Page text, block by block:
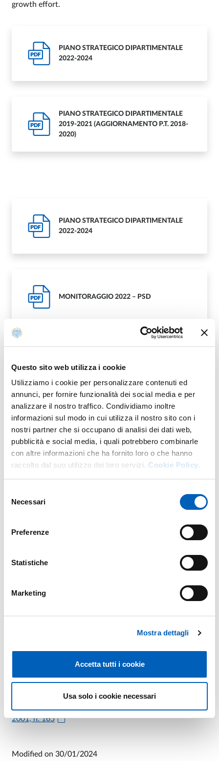
Questo sito web utilizza i cookie
Utilizziamo i cookie per personalizzare contenuti ed
annunci, per fornire funzionalità dei social media e per
analizzare il nostro traffico. Condividiamo inoltre
informazioni sul modo in cui utilizza il nostro sito con i
nostri partner che si occupano di analisi dei dati web,
pubblicità e social media, i quali potrebbero combinarle
con altre informazioni che ha fornito loro o che hanno
raccolto dal suo utilizzo dei loro servizi. Cookie Policy.
delNecessari
Preferenze
Statistiche
Marketing
Mostra dettagli
Accetta tutti i cookie
Usa solo i cookie necessari
growth effort.
PDF
PIANO STRATEGICO DIPARTIMENTALE
2022-2024
PDF
PIANO STRATEGICO DIPARTIMENTALE
2019-2021 (AGGIORNAMENTO P.T. 2018-
2020)
Piano Strategico precedenti
PDF
PIANO STRATEGICO DIPARTIMENTALE
2022-2024
PDF MONITORAGGIO 2022 – PSD
PDF MONITORAGGIO 2023 – PSD
PDF MONITORAGGIO 2024 - PSD
PIANO STRATEGICO DIPARTIMENTALE
PIANO STRATEGICO DIPARTIMENTALE
Codice etico e per la tutela della dignità delle lavoratrici
e dei lavoratori, delle studentesse e degli studenti
dell'Università di Parma
Codice di comportamento dei dipendenti pubblici, a
norma dell'articolo 54 del decreto legislativo 30 marzo
2001, n. 165
Modified on 30/01/2024